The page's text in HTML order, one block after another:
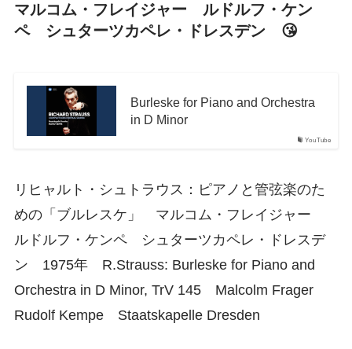
マルコム・フレイジャー ルドルフ・ケン
ペ シュターツカペレ・ドレスデン 😘
YouTube
Burleske for Piano and Orchestra
in D Minor
リヒャルト・シュトラウス：ピアノと管弦楽のた
めの「ブルレスケ」 マルコム・フレイジャー
ルドルフ・ケンペ シュターツカペレ・ドレスデ
ン 1975年 R.Strauss: Burleske for Piano and
Orchestra in D Minor, TrV 145 Malcolm Frager
Rudolf Kempe Staatskapelle Dresden